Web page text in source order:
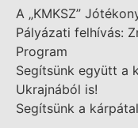
A „KMKSZ”
Pályázati felhívás:
Program
Segítsünk együtt a
Ukrajnából is!
Segítsünk a